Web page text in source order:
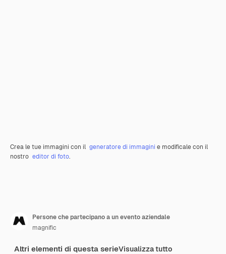
Crea le tue immagini con il generatore di immagini e modificale con il
nostro editor di foto.
Persone che partecipano a un evento aziendale
magnific
Altri elementi di questa serieVisualizza tutto